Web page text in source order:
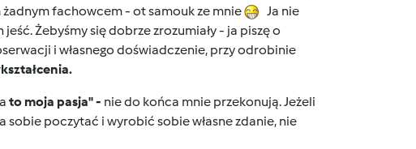
fachowcem - ot samouk ze mnie
Ja nie
Żebyśmy się dobrze zrozumiały - ja piszę o
i własnego doświadczenie, przy odrobinie
to moja pasja" - nie do końca mnie przekonują. Jeżeli
poczytać i wyrobić sobie własne zdanie, nie